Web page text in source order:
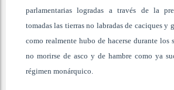
parlamentarias logradas a través de la
tomadas las tierras no labradas de caciques y
como realmente hubo de hacerse durante los
no morirse de asco y de hambre como ya
régimen monárquico.